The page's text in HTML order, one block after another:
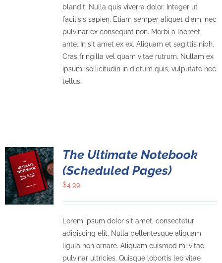
blandit. Nulla quis viverra dolor. Integer ut
facilisis sapien. Etiam semper aliquet diam, nec
pulvinar ex consequat non. Morbi a laoreet
ante. In sit amet ex ex. Aliquam et sagittis nibh.
Cras fringilla vel quam vitae rutrum. Nullam ex
ipsum, sollicitudin in dictum quis, vulputate nec
tellus.
The Ultimate Notebook
(Scheduled Pages)
$4.99
Lorem ipsum dolor sit amet, consectetur
adipiscing elit. Nulla pellentesque aliquam
ligula non ornare. Aliquam euismod mi vitae
pulvinar ultricies. Quisque lobortis leo vitae